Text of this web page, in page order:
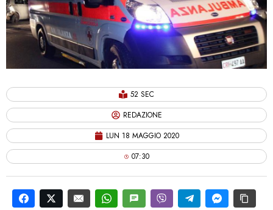
52 SEC
REDAZIONE
LUN 18 MAGGIO 2020
07:30